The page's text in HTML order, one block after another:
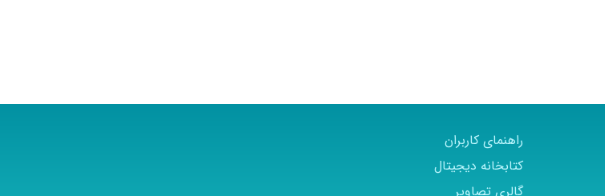
راهنمای کاربران
کتابخانه دیجیتال
گالری تصاویر